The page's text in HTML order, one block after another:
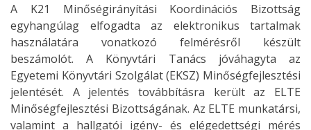
A K21 Minőségirányítási Koordinációs Bizottság
egyhangúlag elfogadta az elektronikus tartalmak
használatára vonatkozó felmérésről készült
beszámolót. A Könyvtári Tanács jóváhagyta az
Egyetemi Könyvtári Szolgálat (EKSZ) Minőségfejlesztési
jelentését. A jelentés továbbításra került az ELTE
Minőségfejlesztési Bizottságának. Az ELTE munkatársi,
valamint a hallgatói igény- és elégedettségi mérés